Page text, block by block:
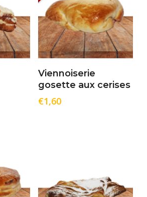
Ajouter Au Panier
Viennoiserie
gosette aux cerises
€1,60